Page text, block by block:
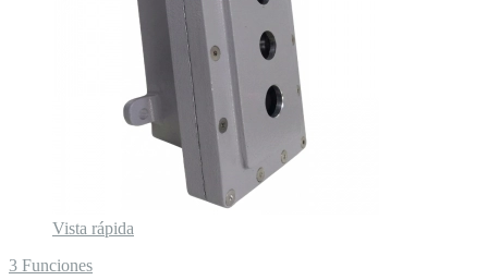
Vista rápida
3 Funciones